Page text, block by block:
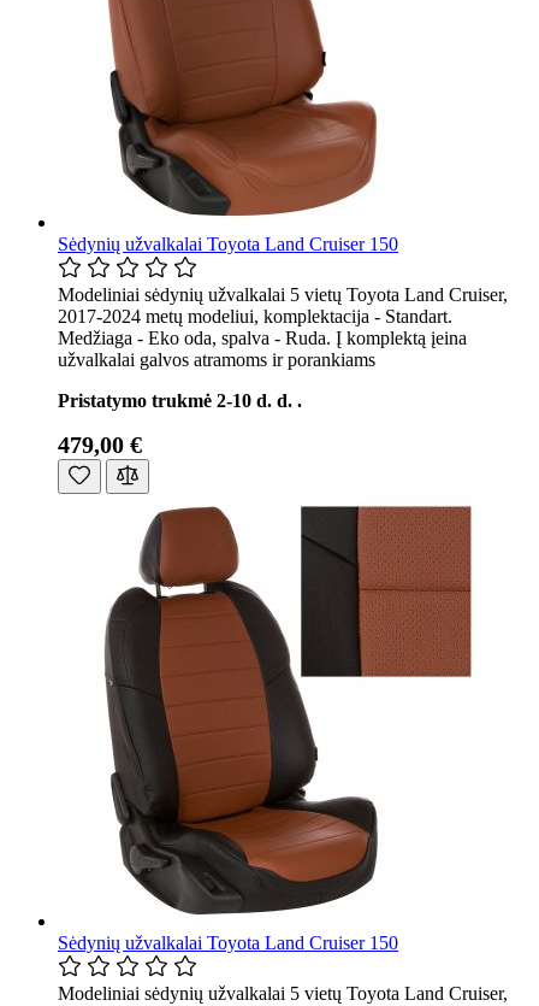
Sėdynių užvalkalai Toyota Land Cruiser 150
Modeliniai sėdynių užvalkalai 5 vietų Toyota Land Cruiser,
2017-2024 metų modeliui, komplektacija - Standart.
Medžiaga - Eko oda, spalva - Ruda. Į komplektą įeina
užvalkalai galvos atramoms ir porankiams
Pristatymo trukmė 2-10 d. d. .
479,00 €
Sėdynių užvalkalai Toyota Land Cruiser 150
Modeliniai sėdynių užvalkalai 5 vietų Toyota Land Cruiser,